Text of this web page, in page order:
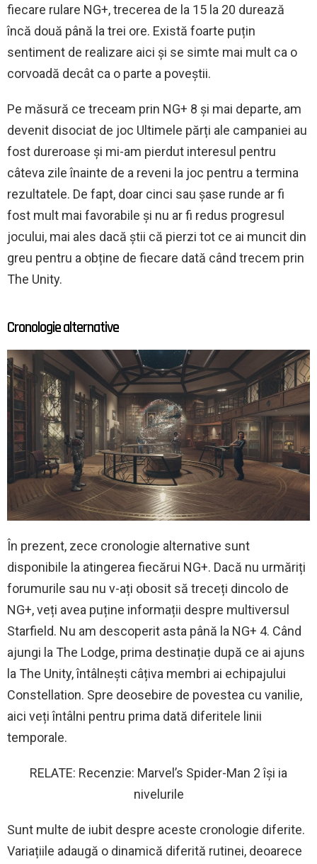
fiecare rulare NG+, trecerea de la 15 la 20 durează
încă două până la trei ore. Există foarte puțin
sentiment de realizare aici și se simte mai mult ca o
corvoadă decât ca o parte a poveștii.
Pe măsură ce treceam prin NG+ 8 și mai departe, am
devenit disociat de joc Ultimele părți ale campaniei au
fost dureroase și mi-am pierdut interesul pentru
câteva zile înainte de a reveni la joc pentru a termina
rezultatele. De fapt, doar cinci sau șase runde ar fi
fost mult mai favorabile și nu ar fi redus progresul
jocului, mai ales dacă știi că pierzi tot ce ai muncit din
greu pentru a obține de fiecare dată când trecem prin
The Unity.
Cronologie alternative
În prezent, zece cronologie alternative sunt
disponibile la atingerea fiecărui NG+. Dacă nu urmăriți
forumurile sau nu v-ați obosit să treceți dincolo de
NG+, veți avea puține informații despre multiversul
Starfield. Nu am descoperit asta până la NG+ 4. Când
ajungi la The Lodge, prima destinație după ce ai ajuns
la The Unity, întâlnești câțiva membri ai echipajului
Constellation. Spre deosebire de povestea cu vanilie,
aici veți întâlni pentru prima dată diferitele linii
temporale.
RELATE: Recenzie: Marvel’s Spider-Man 2 își ia
nivelurile
Sunt multe de iubit despre aceste cronologie diferite.
Variațiile adaugă o dinamică diferită rutinei, deoarece